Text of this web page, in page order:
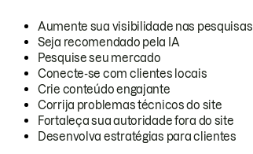
Aumente sua visibilidade nas pesquisas
Seja recomendado pela IA
Pesquise seu mercado
Conecte-se com clientes locais
Crie conteúdo engajante
Corrija problemas técnicos do site
Fortaleça sua autoridade fora do site
Desenvolva estratégias para clientes